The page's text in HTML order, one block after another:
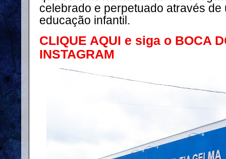
celebrado e perpetuado através
educação infantil.
CLIQUE AQUI e siga o BOCA
INSTAGRAM